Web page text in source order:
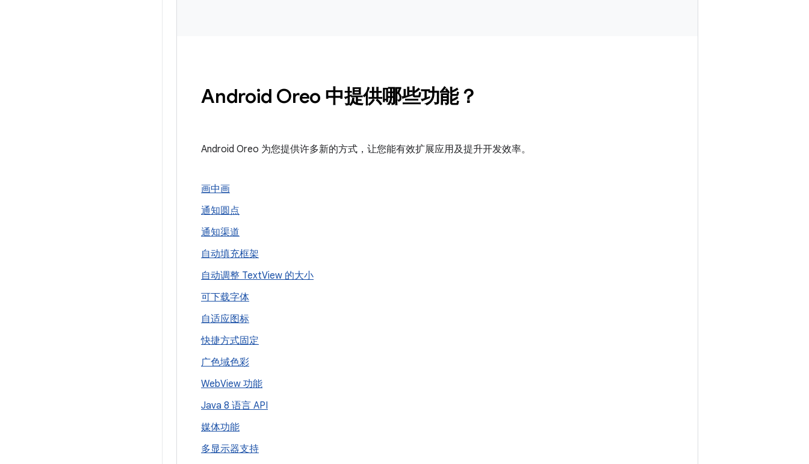
Android Oreo 中提供哪些功能？
Android Oreo 为您提供许多新的方式，让您能有效扩展应用及提升开发效率。
画中画
通知圆点
通知渠道
自动填充框架
自动调整 TextView 的大小
可下载字体
自适应图标
快捷方式固定
广色域色彩
WebView 功能
Java 8 语言 API
媒体功能
多显示器支持